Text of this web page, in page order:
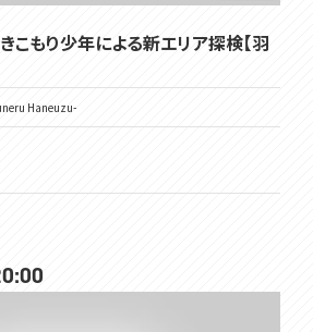
こもり少年による新エリア探検【羽
Haneuzu-